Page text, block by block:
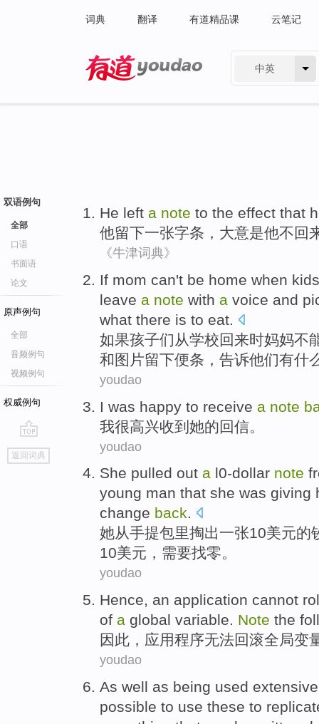
词典 翻译 有道精品课 云笔记
中英
双语例句
全部
口语
书面语
论文
原声例句
全部
音频例句
视频例句
权威例句
go
top
返回词典
He left a note to the effect that
他留下一张字条， 大意是他不回
《牛津词典》
If mom can't be home when kids
leave a note with a voice and
what there is to eat.
如果孩子们 从学校回来时妈妈不
和 图片留下便条 ， 告诉他们有什
youdao
I was happy to receive a note
我很高兴收到她的回信。
youdao
She pulled out a l0-dollar note
young man that she was giving
change back.
她从手提包里掏出一张10美元
10美元，需要找零。
youdao
Hence, an application cannot
of a global variable. Note the
因此 ， 应用程序无法回滚全局变
youdao
As well as being used
possible to use these to